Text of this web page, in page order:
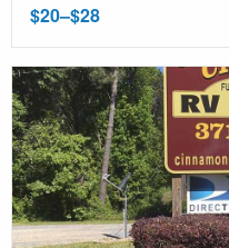
$20–$28